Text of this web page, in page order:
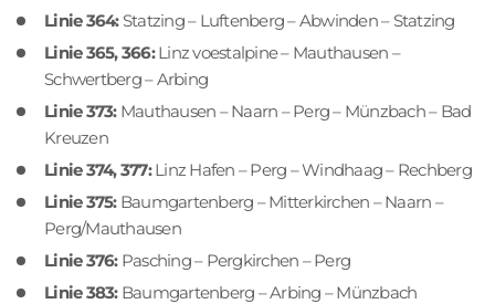
Linie 364:Statzing – Luftenberg – Abwinden – Statzing
Linie 365, 366:Linz voestalpine – Mauthausen –
Schwertberg – Arbing
Linie 373:Mauthausen – Naarn – Perg – Münzbach – Bad
Kreuzen
Linie 374, 377:Linz Hafen – Perg – Windhaag – Rechberg
Linie 375:Baumgartenberg – Mitterkirchen – Naarn –
Perg/Mauthausen
Linie 376:Pasching – Pergkirchen – Perg
Linie 383:Baumgartenberg – Arbing – Münzbach